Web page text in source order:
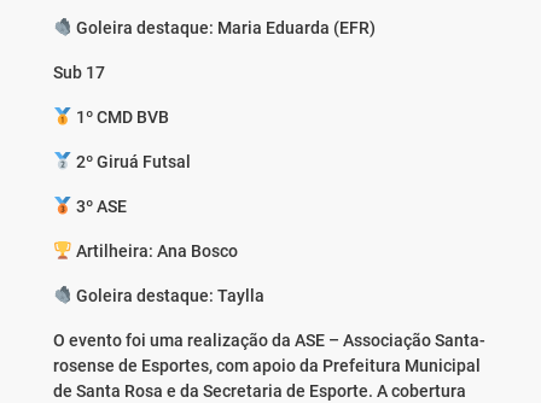
Goleira destaque: Maria Eduarda (EFR)
Sub 17
1º CMD BVB
2º Giruá Futsal
3º ASE
Artilheira: Ana Bosco
Goleira destaque: Taylla
O evento foi uma realização da ASE – Associação Santa-
rosense de Esportes, com apoio da Prefeitura Municipal
de Santa Rosa e da Secretaria de Esporte. A cobertura